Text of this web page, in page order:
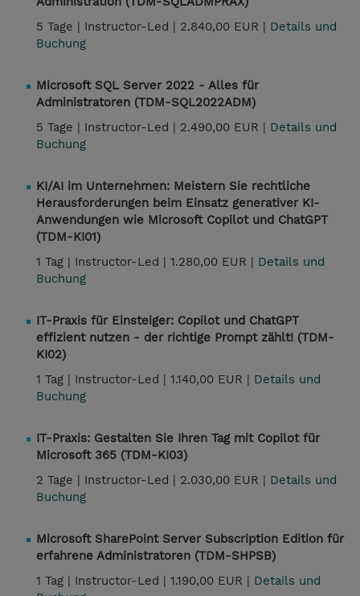
5 Tage | Instructor-Led | 2.840,00 EUR | Details und
Buchung
Microsoft SQL Server 2022 - Alles für
Administratoren (TDM-SQL2022ADM)
5 Tage | Instructor-Led | 2.490,00 EUR | Details und
Buchung
KI/AI im Unternehmen: Meistern Sie rechtliche
Herausforderungen beim Einsatz generativer KI-
Anwendungen wie Microsoft Copilot und ChatGPT
(TDM-KI01)
1 Tag | Instructor-Led | 1.280,00 EUR | Details und
Buchung
IT-Praxis für Einsteiger: Copilot und ChatGPT
effizient nutzen - der richtige Prompt zählt! (TDM-
KI02)
1 Tag | Instructor-Led | 1.140,00 EUR | Details und
Buchung
IT-Praxis: Gestalten Sie Ihren Tag mit Copilot für
Microsoft 365 (TDM-KI03)
2 Tage | Instructor-Led | 2.030,00 EUR | Details und
Buchung
Microsoft SharePoint Server Subscription Edition für
erfahrene Administratoren (TDM-SHPSB)
1 Tag | Instructor-Led | 1.190,00 EUR | Details und